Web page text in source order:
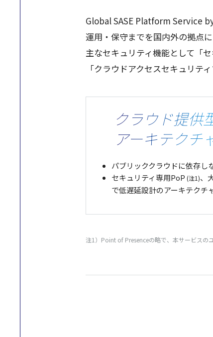
Global SASE Platform Service
運用 ・ 保守までを国内外の拠点
主なセキュリティ機能として「
「クラウドアクセスセキュリテ
クラウド提供
アーキテクチ
パブリッククラウドに依存し
セキュリティ専用PoP (注1)、
で低遅延設計のアーキテクチ
注1）Point of Presenceの略で、本サービスの